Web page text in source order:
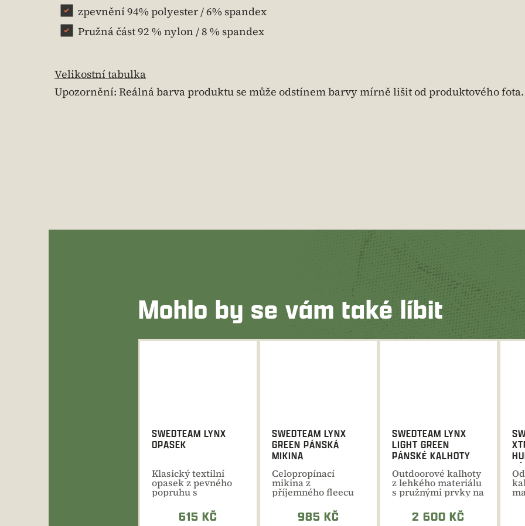
zpevnění 94% polyester / 6% spandex
Pružná část 92 % nylon / 8 % spandex
Velikostní tabulka
Upozornění: Reálná barva produktu se může odstínem barvy mírně lišit od produktového fota.
Mohlo by se vám také líbit
SWEDTEAM LYNX
OPASEK
Klasický textilní
opasek z pevného
popruhu s
nastavitelnou
délkou ve třech...
615 KČ
SWEDTEAM LYNX
GREEN PÁNSKÁ
MIKINA
Celopropínací
mikina z
příjemného fleecu
pro lov i ostatní
každodenní aktivity.
985 KČ
SWEDTEAM LYNX
LIGHT GREEN
PÁNSKÉ KALHOTY
Outdoorové kalhoty
z lehkého materiálu
s pružnými prvky na
přední i zadní...
2 600 KČ